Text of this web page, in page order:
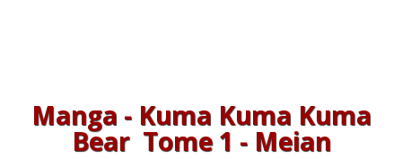
Manga - Kuma Kuma Kuma
Bear Tome 1 - Meian